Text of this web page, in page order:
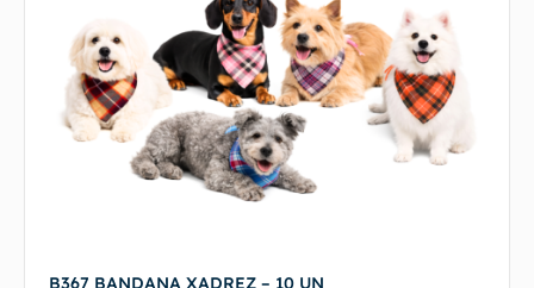
B367 BANDANA XADREZ – 10 UN